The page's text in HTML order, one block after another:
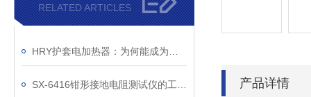
RELATED ARTICLES
产品详情